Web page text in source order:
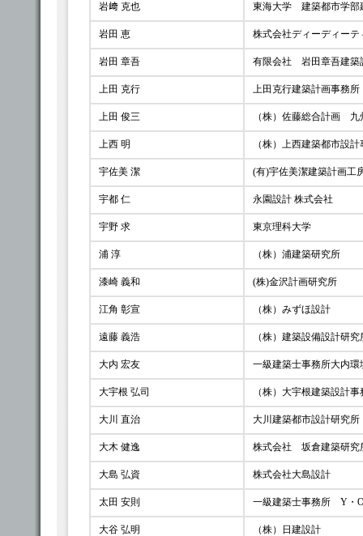
岩﨑 克也 東海大学 建築都市学部
岩田 恵 株式会社ディーディー
岩田 章吾 有限会社 岩田章吾建築
上田 克行 上田克行建築計画事務所
上田 俊三 （株）佐藤総合計画
上西 明 （株）上西建築都市設
宇佐美 潔 (有)宇佐美潔建築計画工
宇都 仁 永園設計 株式会社
宇野 求 東京理科大学
浦 淳 （株）浦建築研究所
漆崎 義和 (株)金沢計画研究所
江角 彰宣 （株）みずほ設計
遠藤 義浩 （株）建築設備設計研
大内 宏友 一級建築士事務所大内
大宇根 弘司 （株）大宇根建築設計
大川 直治 大川建築都市設計研究所
大木 健逸 株式会社 坂倉建築研
大島 弘資 株式会社大島設計
太田 安則 一級建築士事務所 Y・
大谷 弘明 （株）日建設計